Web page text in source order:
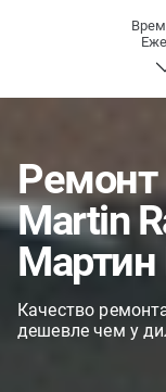
Ремонт
Martin
Мартин
Качество
дешевле чем у